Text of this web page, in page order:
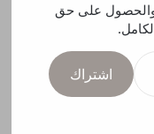
والحصول على حق
اشتراك